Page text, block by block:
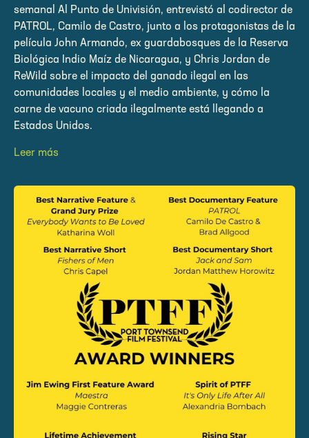
semanal Al Punto de Univisión, entrevistó al codirector de
PATROL, Camilo de Castro, junto a los protagonistas de la
película John Armando, ex guardabosques de la Reserva
Biológica Indio Maíz de Nicaragua, y Chris Jordan de
ReWild sobre el impacto del ganado ilegal en las
comunidades locales y el medio ambiente, y cómo la
carne de vacuno criada ilegalmente está llegando a
Estados Unidos.
Leer más